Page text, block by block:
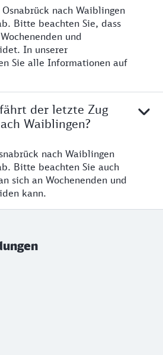
nach Waiblingen
Bitte beachten Sie, dass
und
In unserer
Sie alle Informationen auf
der letzte Zug
Waiblingen?
nach Waiblingen
Bitte beachten Sie auch
sich an Wochenenden und
kann.